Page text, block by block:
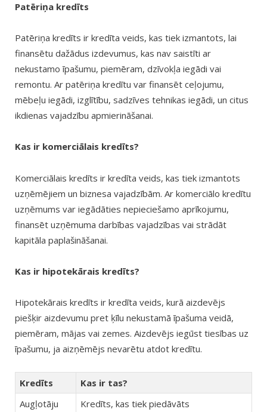
Patēriņa kredīts
Patēriņa kredīts ir kredīta veids, kas tiek izmantots, lai
finansētu dažādus izdevumus, kas nav saistīti ar
nekustamo īpašumu, piemēram, dzīvokļa iegādi vai
remontu. Ar patēriņa kredītu var finansēt ceļojumu,
mēbeļu iegādi, izglītību, sadzīves tehnikas iegādi, un citus
ikdienas vajadzību apmierināšanai.
Kas ir komerciālais kredīts?
Komerciālais kredīts ir kredīta veids, kas tiek izmantots
uzņēmējiem un biznesa vajadzībām. Ar komerciālo kredītu
uzņēmums var iegādāties nepieciešamo aprīkojumu,
finansēt uzņēmuma darbības vajadzības vai strādāt
kapitāla paplašināšanai.
Kas ir hipotekārais kredīts?
Hipotekārais kredīts ir kredīta veids, kurā aizdevējs
piešķir aizdevumu pret ķīlu nekustamā īpašuma veidā,
piemēram, mājas vai zemes. Aizdevējs iegūst tiesības uz
īpašumu, ja aizņēmējs nevarētu atdot kredītu.
Kredīts
Kas ir tas?
Augļotāju
Kredīts, kas tiek piedāvāts